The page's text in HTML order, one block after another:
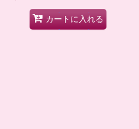
カートに入れる